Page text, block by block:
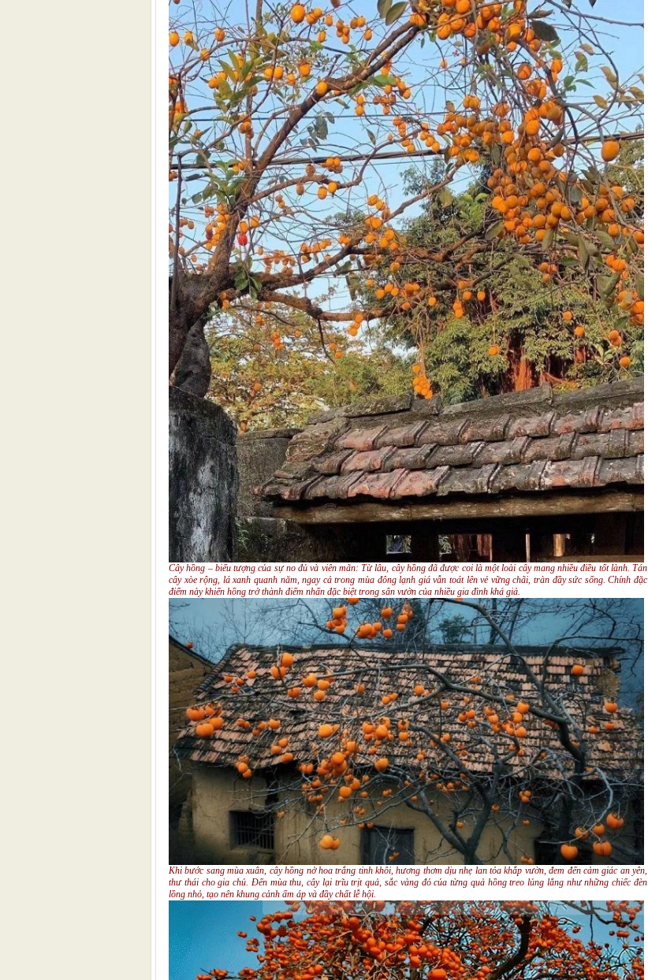
Cây hồng – biểu tượng của sự no đủ và viên mãn: Từ lâu, cây hồng đã được coi là một loài cây mang nhiều điều tốt lành. Tán
cây xòe rộng, lá xanh quanh năm, ngay cả trong mùa đông lạnh giá vẫn toát lên vẻ vững chãi, tràn đầy sức sống. Chính đặc
điểm này khiến hồng trở thành điểm nhấn đặc biệt trong sân vườn của nhiều gia đình khá giả.
Khi bước sang mùa xuân, cây hồng nở hoa trắng tinh khôi, hương thơm dịu nhẹ lan tỏa khắp vườn, đem đến cảm giác an yên,
thư thái cho gia chủ. Đến mùa thu, cây lại trĩu trịt quả, sắc vàng đỏ của từng quả hồng treo lủng lẳng như những chiếc đèn
lồng nhỏ, tạo nên khung cảnh ấm áp và đầy chất lễ hội.